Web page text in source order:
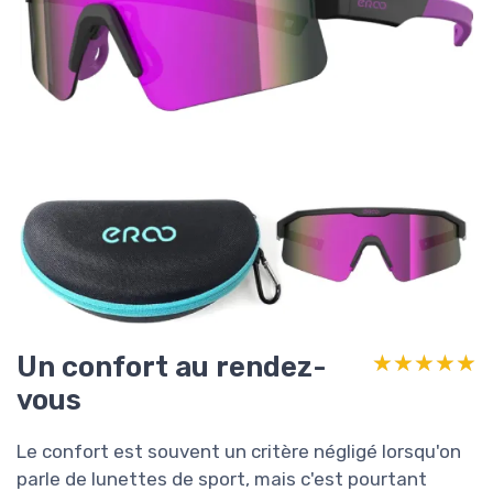
Un confort au rendez-
vous
★★★★★
★★★★★
Le confort est souvent un critère négligé lorsqu'on
parle de lunettes de sport, mais c'est pourtant